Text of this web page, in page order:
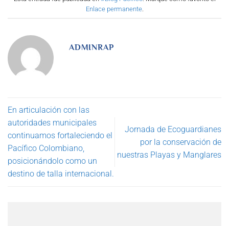
Enlace permanente.
ADMINRAP
En articulación con las
autoridades municipales
continuamos fortaleciendo el
Pacífico Colombiano,
posicionándolo como un
destino de talla internacional.
Jornada de Ecoguardianes
por la conservación de
nuestras Playas y Manglares